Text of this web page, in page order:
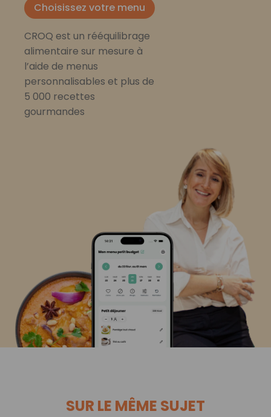
Choisissez votre menu
CROQ est un rééquilibrage
alimentaire sur mesure à
l’aide de menus
personnalisables et plus de
5 000 recettes
gourmandes
SUR LE MÊME SUJET